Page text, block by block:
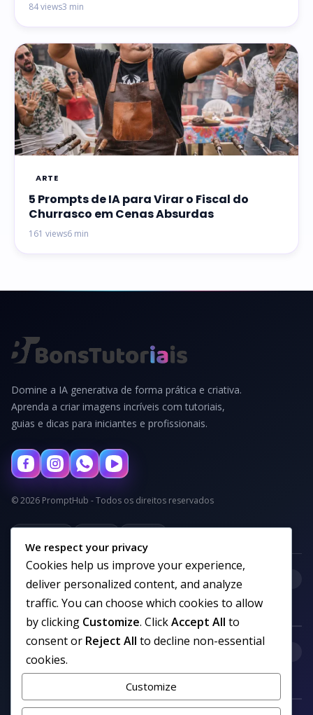
84 views3 min
ARTE
5 Prompts de IA para Virar o Fiscal do
Churrasco em Cenas Absurdas
161 views6 min
Domine a IA generativa de forma prática e criativa.
Aprenda a criar imagens incríveis com tutoriais,
guias e dicas para iniciantes e profissionais.
© 2026 PromptHub - Todos os direitos reservados
Categorias
We respect your privacy
Cookies help us improve your experience,
deliver personalized content, and analyze
traffic. You can choose which cookies to allow
by clicking Customize. ClickAccept All to
consent or Reject All to decline non-essential
cookies.
Customize